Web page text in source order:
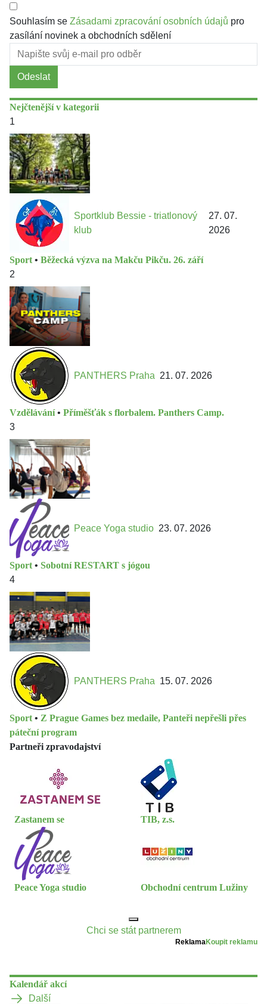
Souhlasím se Zásadami zpracování osobních údajů pro
zasílání novinek a obchodních sdělení
Odeslat
Nejčtenější v kategorii
1
Sportklub Bessie - triatlonový
klub
27. 07.
2026
Sport • Běžecká výzva na Makču Pikču. 26. září
2
PANTHERS Praha 21. 07. 2026
Vzdělávání • Příměšťák s florbalem. Panthers Camp.
3
Peace Yoga studio 23. 07. 2026
Sport • Sobotní RESTART s jógou
4
PANTHERS Praha 15. 07. 2026
Sport • Z Prague Games bez medaile, Panteři nepřešli přes
páteční program
Partneři zpravodajství
Zastanem se TIB, z.s.
Peace Yoga studio Obchodní centrum Lužiny
Chci se stát partnerem
ReklamaKoupit reklamu
Kalendář akcí
Další